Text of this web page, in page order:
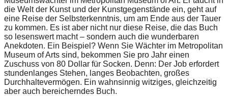
die Welt der Kunst und der Kunstgegenstände ein, geht auf
eine Reise der Selbsterkenntnis, um am Ende aus der Tauer
zu kommen. Es ist aber nicht nur diese Reise, die das Buch
so lesenswert macht – sondern auch die wunderbaren
Anekdoten. Ein Beispiel? Wenn Sie Wächter im Metropolitan
Museum of Arts sind, bekommen Sie pro Jahr einen
Zuschuss von 80 Dollar für Socken. Denn: Der Job erfordert
stundenlanges Stehen, langes Beobachten, großes
Durchhaltevermögen. Ein wahnsinnig witziges, gleichzeitig
aber auch bereicherndes Buch.